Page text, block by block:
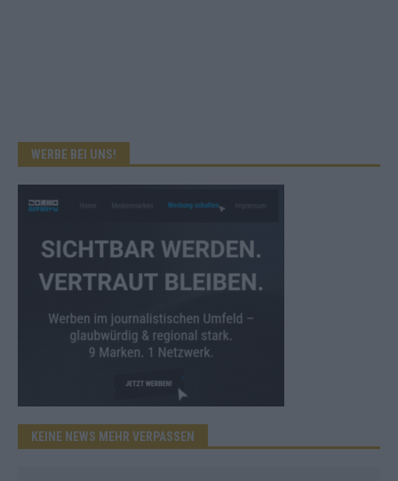
WERBE BEI UNS!
KEINE NEWS MEHR VERPASSEN